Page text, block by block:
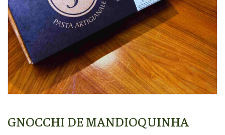
GNOCCHI DE MANDIOQUINHA